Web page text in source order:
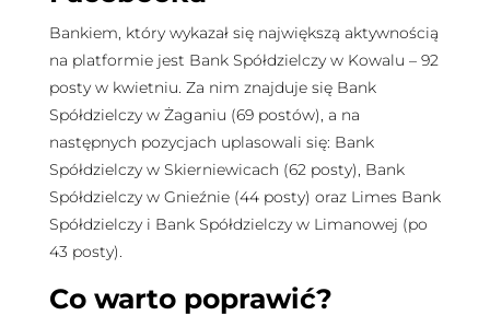
Bankiem, który wykazał się największą aktywnością
na platformie jest Bank Spółdzielczy w Kowalu – 92
posty w kwietniu. Za nim znajduje się Bank
Spółdzielczy w Żaganiu (69 postów), a na
następnych pozycjach uplasowali się: Bank
Spółdzielczy w Skierniewicach (62 posty), Bank
Spółdzielczy w Gnieźnie (44 posty) oraz Limes Bank
Spółdzielczy i Bank Spółdzielczy w Limanowej (po
43 posty).
Co warto poprawić?